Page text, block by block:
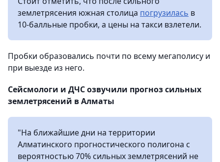
землетрясения южная столица погрузилась в
10-балльные пробки, а цены на такси взлетели.
Пробки образовались почти по всему мегаполису и
при выезде из него.
Сейсмологи и ДЧС озвучили прогноз сильных
землетрясений в Алматы
"На ближайшие дни на территории
Алматинского прогностического полигона с
вероятностью 70% сильных землетрясений не